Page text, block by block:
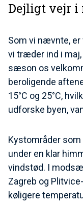
Dejligt vejr i
Som vi nævnte, er
vi træder ind i
sæson os
beroligende
15°C og 25°C,
udforske byen,
Kystområder som
under en klar
vindstød. I
Zagreb og
køligere